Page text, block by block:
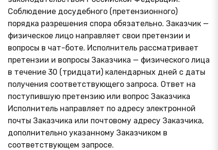
Соблюдение досудебного (претензионного)
порядка разрешения спора обязательно. Заказчик —
физическое лицо направляет свои претензии и
вопросы в чат-боте. Исполнитель рассматривает
претензии и вопросы Заказчика — физического лица
в течение 30 (тридцати) календарных дней с даты
получения соответствующего запроса. Ответ на
поступившую претензию или вопрос Заказчика
Исполнитель направляет по адресу электронной
почты Заказчика или почтовому адресу Заказчика,
дополнительно указанному Заказчиком в
соответствующем запросе.